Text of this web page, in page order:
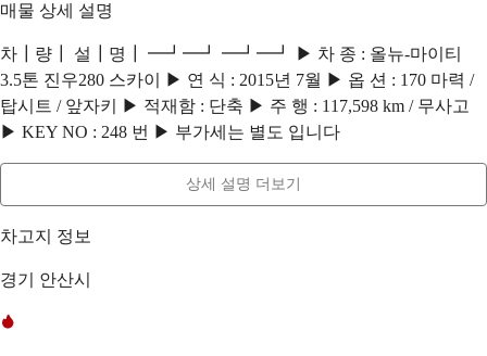
매물 상세 설명
차┃량┃ 설┃명┃ ━┛━┛ ━┛━┛ ▶ 차 종 : 올뉴-마이티
3.5톤 진우280 스카이 ▶ 연 식 : 2015년 7월 ▶ 옵 션 : 170 마력 /
탑시트 / 앞자키 ▶ 적재함 : 단축 ▶ 주 행 : 117,598 km / 무사고
▶ KEY NO : 248 번 ▶ 부가세는 별도 입니다
상세 설명 더보기
차고지 정보
경기 안산시